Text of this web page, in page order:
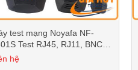
test mạng Noyafa NF-
Test RJ45, RJ11, BNC,
POW
hệ